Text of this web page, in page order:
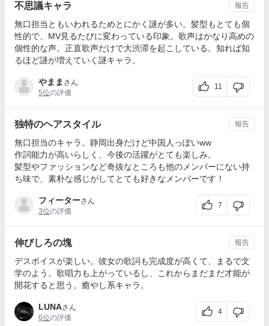
不思議キャラ
無口担当ともいわれるためとにかく謎が多い。髪型もとても個
性的で、MV見るたびに変わっている印象。歌声はかなり高めの
個性的な声。正直歌声だけで大渋滞を起こしている。知れば知
るほど謎が増えていく謎キャラ。
やまま さん
5位の評価
11
報告
独特のヘアスタイル
無口担当のキャラ。静岡出身だけど中国人っぽいww
作詞能力が高いらしく、今後の活躍がとても楽しみ。
髪型やファッションなど奇抜なところも他のメンバーにない持
ち味で、素朴な感じがしてとても好きなメンバーです！
フィーターさん
3位の評価
7
報告
伸びしろの塊
デスボイスが楽しい。彼女の歌詞も完成度が高くて、まるで文
学のよう。歌唱力も上がっているし、これからまだまだ才能が
開花すると思う。癒やし系キャラ。
LUNAさん
6位の評価
4
報告